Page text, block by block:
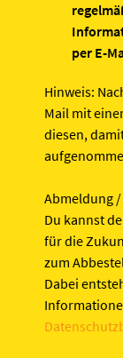
per E-
Hinweis:
Mail mit
diesen,
Abmeldung
Du kannst
für die
zum
Dabei